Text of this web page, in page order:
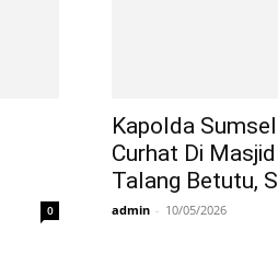
0
Kapolda
Curhat Di
Talang Betutu,
admin - 10/05/2026